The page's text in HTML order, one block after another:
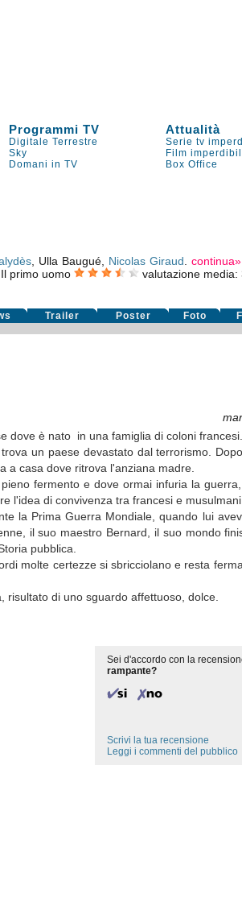
Programmi TV Attualità
Digitale Terrestre Serie tv
Sky Film
Domani in TV Box Office
, Ulla Baugué, Nicolas Giraud continua»
Il primo uomo valutazione media:
Trailer Poster Foto
dove è nato in una famiglia di coloni francesi.
un paese devastato dal terrorismo.
a casa dove ritrova l'anziana madre.
fermento e dove ormai infuria la
l'idea di convivenza tra francesi e musulmani.
la Prima Guerra Mondiale, quando lui
il suo maestro Bernard, il suo mondo
pubblica.
molte certezze si sbricciolano e resta
di uno sguardo affettuoso, dolce.
Sei d'accordo con la
rampante?
Scrivi la tua recensione
Leggi i commenti del pubblico